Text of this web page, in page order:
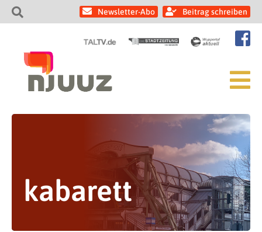
Newsletter-Abo Beitrag schreiben
kabarett